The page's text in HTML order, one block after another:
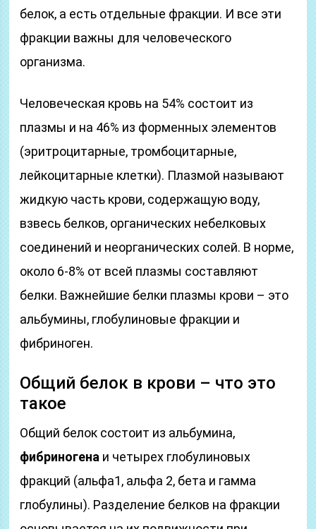
белок, а есть отдельные фракции. И все эти
фракции важны для человеческого
организма.
Человеческая кровь на 54% состоит из
плазмы и на 46% из форменных элементов
(эритроцитарные, тромбоцитарные,
лейкоцитарные клетки). Плазмой называют
жидкую часть крови, содержащую воду,
взвесь белков, органических небелковых
соединений и неорганических солей. В норме,
около 6-8% от всей плазмы составляют
белки. Важнейшие белки плазмы крови – это
альбумины, глобулиновые фракции и
фибриноген.
Общий белок в крови – что это
такое
Общий белок состоит из альбумина,
фибриногена и четырех глобулиновых
фракций (альфа1, альфа 2, бета и гамма
глобулины). Разделение белков на фракции